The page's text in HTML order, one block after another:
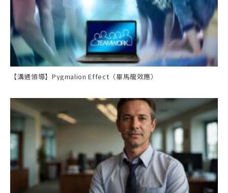
【溝通領導】Pygmalion Effect（畢馬龍效應）